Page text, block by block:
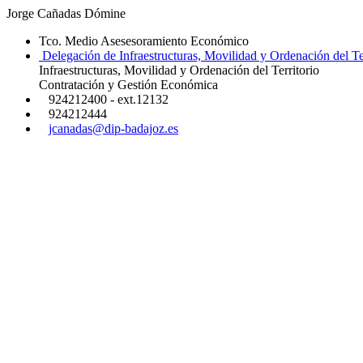
Jorge Cañadas Dómine
Tco. Medio Asesesoramiento Económico
Delegación de Infraestructuras, Movilidad y Ordenación del
Infraestructuras, Movilidad y Ordenación del Territorio
Contratación y Gestión Económica
924212400 - ext.12132
924212444
jcanadas@dip-badajoz.es